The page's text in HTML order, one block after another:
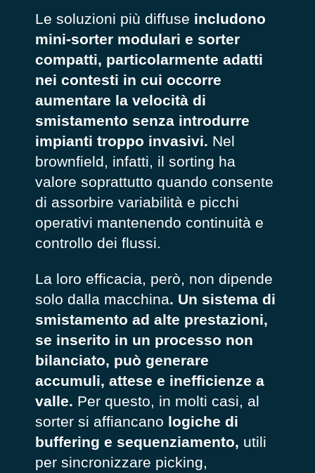
Le soluzioni più diffuse includono
mini-sorter modulari e sorter
compatti, particolarmente adatti
nei contesti in cui occorre
aumentare la velocità di
smistamento senza introdurre
impianti troppo invasivi. Nel
brownfield, infatti, il sorting ha
valore soprattutto quando consente
di assorbire variabilità e picchi
operativi mantenendo continuità e
controllo dei flussi.
La loro efficacia, però, non dipende
solo dalla macchina. Un sistema di
smistamento ad alte prestazioni,
se inserito in un processo non
bilanciato, può generare
accumuli, attese e inefficienze a
valle. Per questo, in molti casi, al
sorter si affiancano logiche di
buffering e sequenziamento, utili
per sincronizzare picking,